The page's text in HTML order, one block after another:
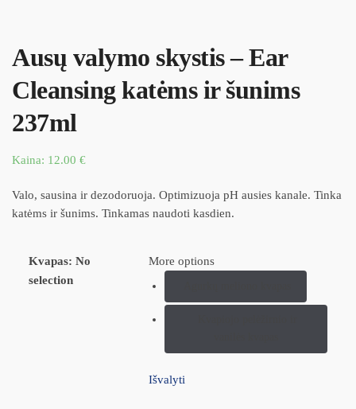
Ausų valymo skystis – Ear
Cleansing katėms ir šunims
237ml
Kaina: 12.00 €
Valo, sausina ir dezodoruoja. Optimizuoja pH ausies kanale. Tinka
katėms ir šunims. Tinkamas naudoti kasdien.
Kvapas: No
selection
More options
Išvalyti